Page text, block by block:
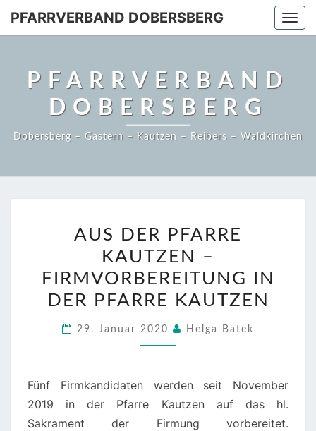
PFARRVERBAND DOBERSBERG
PFARRVERBAND
DOBERSBERG
Dobersberg – Gastern – Kautzen – Reibers – Waldkirchen
DER
PFARRE
KAUTZEN
–
IN
KAUTZEN
AUS DER PFARRE
KAUTZEN –
FIRMVORBEREITUNG IN
DER PFARRE KAUTZEN
29. Januar 2020 Helga Batek
Fünf Firmkandidaten werden seit November
2019 in der Pfarre Kautzen auf das hl.
Sakrament der Firmung vorbereitet.